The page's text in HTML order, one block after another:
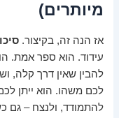
מיותרים)
אז הנה זה, בקיצור.
עידוד. הוא ספר אמת.
להבין שאין דרך קלה,
לכם משהו. הוא ייתן
להתמודד, ולנצח – גם